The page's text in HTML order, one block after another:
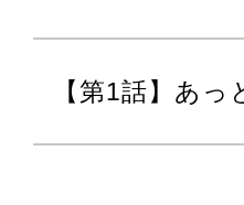
【第1話】あ